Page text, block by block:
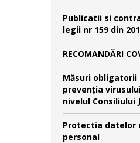
Publicatii si
legii nr 159 din
RECOMANDĂRI
Măsuri obligatorii
prevenția
nivelul Consiliului
Protectia datelor
personal